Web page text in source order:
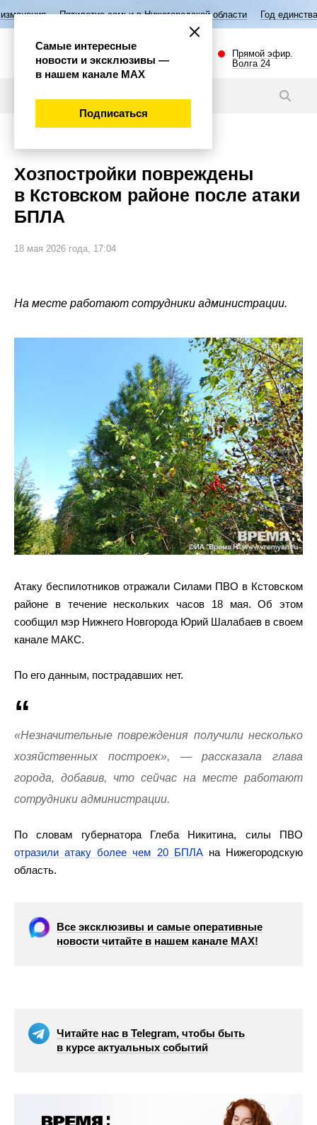
семьи в Нижегородской области Год единства народов
Прямой эфир.
Волга 24
Хозпостройки повреждены
в Кстовском районе после атаки
БПЛА
18 мая 2026 года, 17:04
На месте работают сотрудники администрации.
Атаку беспилотников отражали Силами ПВО в Кстовском
районе в течение нескольких часов 18 мая. Об этом
сообщил мэр Нижнего Новгорода Юрий Шалабаев в своем
канале МАКС.
По его данным, пострадавших нет.
«Незначительные повреждения получили несколько
хозяйственных построек», — рассказала глава
города, добавив, что сейчас на месте работают
сотрудники администрации.
По словам губернатора Глеба Никитина, силы ПВО
отразили атаку более чем 20 БПЛАна Нижегородскую
область.
Все эксклюзивы и самые оперативные
новости читайте в нашем канале МАХ!
Читайте нас в Telegram, чтобы быть
в курсе актуальных событий
Самые интересные
новости и эксклюзивы —
в нашем канале МАХ
Подписаться